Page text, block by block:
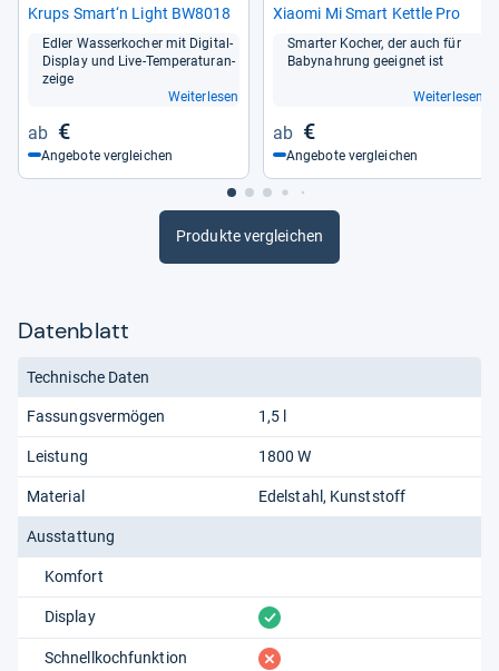
Krups Smart‘n Light BW8018
Edler Was­ser­ko­cher mit Digi­tal-​
Dis­play und Live-​Tem­pe­ra­tu­r­an­
zeige
Weiterlesen
€
Angebote vergleichen
Xiaomi Mi Smart Kettle Pro
Smar­ter Kocher, der auch für
Baby­nah­rung geeig­net ist
Weiterlesen
€
Angebote vergleichen
Produkte vergleichen
Datenblatt
Technische Daten
Fassungsvermögen 1,5 l
Leistung 1800 W
Material Edelstahl Kunststoff
Ausstattung
Komfort
Display vorhanden
Schnellkochfunktion fehlt